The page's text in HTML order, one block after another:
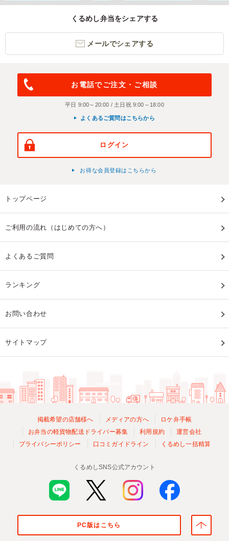
くるめし弁当をシェアする
メールでシェアする
お電話でご注文・ご相談
平日 9:00～20:00 / 土日祝 9:00～18:00
よくあるご質問はこちらから
ログイン
お得な会員登録はこちらから
トップページ
ご利用の流れ（はじめての方へ）
よくあるご質問
ランキング
お問い合わせ
サイトマップ
掲載希望の店舗様へ メディアの方へ
ロケ弁手帳
お弁当の軽貨物配送ドライバー募集
利用規約
運営会社
プライバシーポリシー
口コミガイドライン くるめし一括精算
くるめしSNS公式アカウント
PC版はこちら